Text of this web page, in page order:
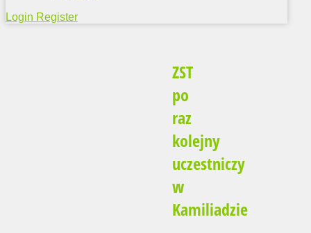
Login Register
ZST
po
raz
kolejny
uczestniczy
w
Kamiliadzie